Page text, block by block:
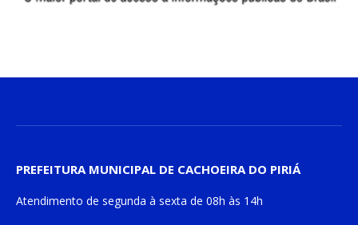
PREFEITURA MUNICIPAL DE CACHOEIRA DO PIRIÁ
Atendimento de segunda à sexta de 08h às 14h